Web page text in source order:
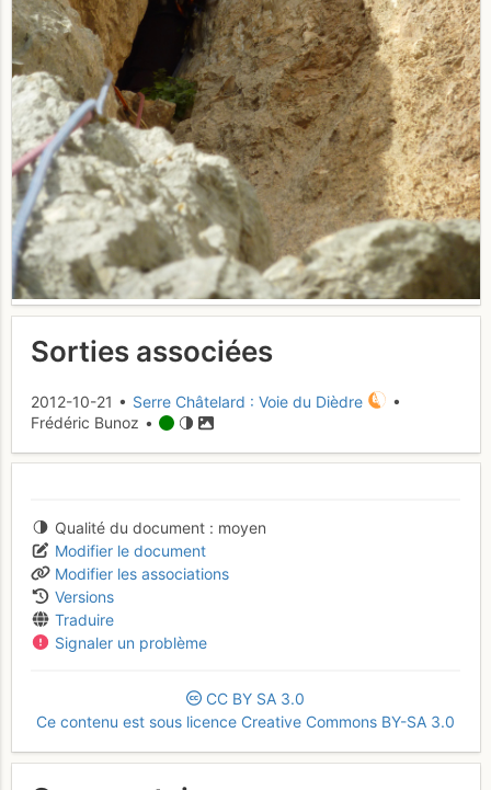
Sorties associées
2012-10-21 • Serre Châtelard : Voie du Dièdre
•
Frédéric Bunoz •
Qualité du document
moyen
Modifier le document
Modifier les associations
Versions
Traduire
Signaler un problème
CC BY SA 3.0
Ce contenu est sous licence Creative Commons BY-SA 3.0